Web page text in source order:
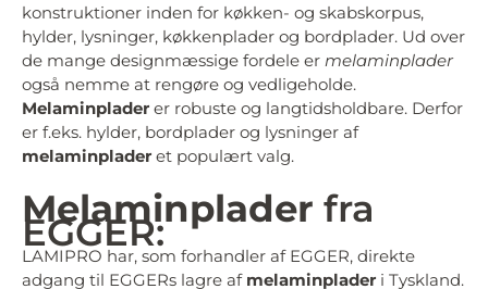
konstruktioner inden for køkken- og skabskorpus,
hylder, lysninger, køkkenplader og bordplader. Ud over
de mange designmæssige fordele er melaminplader
også nemme at rengøre og vedligeholde.
Melaminplader er robuste og langtidsholdbare. Derfor
er f.eks. hylder, bordplader og lysninger af
melaminplader et populært valg.
Melaminplader fra
EGGER:
LAMIPRO har, som forhandler af EGGER, direkte
adgang til EGGERs lagre af melaminplader i Tyskland.